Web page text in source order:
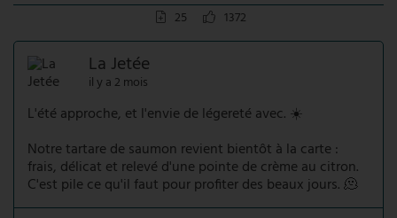
25 1372
La Jetée
il y a 2 mois
L'été approche, et l'envie de légereté avec. ☀️
Notre tartare de saumon revient bientôt à la carte :
frais, délicat et relevé d'une pointe de crème au citron.
C'est pile ce qu'il faut pour profiter des beaux jours. 🫠